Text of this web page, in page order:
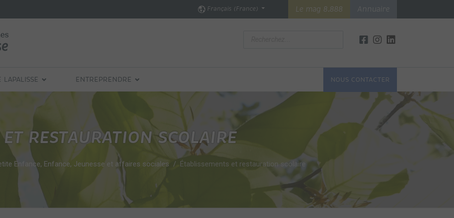
Français (France) Le mag 8.888 Annuaire
LAPALISSE ENTREPRENDRE NOUS CONTACTER
RESTAURATION SCOLAIRE
Enfance, Enfance, Jeunesse et affaires sociales Établissements et restauration scolaire